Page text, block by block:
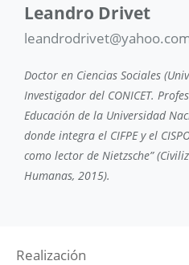
Leandro Drivet
Doctor en Ciencias Sociales
Investigador del CONICET.
Educación de la Universidad
donde integra el CIFPE y el
como lector de Nietzsche”
Humanas, 2015).
Realización